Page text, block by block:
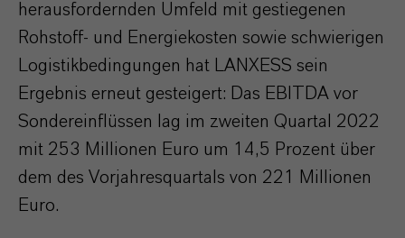
herausfordernden Umfeld mit gestiegenen
Rohstoff- und Energiekosten sowie schwierigen
Logistikbedingungen hat LANXESS sein
Ergebnis erneut gesteigert: Das EBITDA vor
Sondereinflüssen lag im zweiten Quartal 2022
mit 253 Millionen Euro um 14,5 Prozent über
dem des Vorjahresquartals von 221 Millionen
Euro.